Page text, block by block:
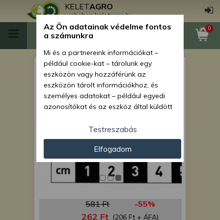
KELETAGRO
webshop.keletagro.hu
0
zsírzószem
581 Ft -55%
262 Ft (206 Ft + ÁFA)
Az Ön adatainak védelme fontos
a számunkra
Mi és a partnereink információkat –
például cookie-kat – tárolunk egy
eszközön vagy hozzáférünk az
eszközön tárolt információkhoz, és
személyes adatokat – például egyedi
azonosítókat és az eszköz által küldött
személyre szabott hirdetések és
tartalom nyújtásához, hirdetés- és
tartalomméréshez, nézettségi adatok
gyűjtéséhez, valamint termékek
kifejlesztéséhez és a termékek
javításához. Az Ön engedélyével mi és a
módszerrel szerzett pontos geolokációs
adatokat és azonosítási információkat
Testreszabás
Elfogadom